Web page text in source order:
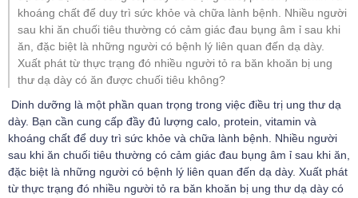
khoáng chất để duy trì sức khỏe và chữa lành bệnh. Nhiều người
sau khi ăn chuối tiêu thường có cảm giác đau bụng âm ỉ sau khi
ăn, đặc biệt là những người có bệnh lý liên quan đến dạ dày.
Xuất phát từ thực trạng đó nhiều người tỏ ra băn khoăn bị ung
thư dạ dày có ăn được chuối tiêu không?
Dinh dưỡng là một phần quan trọng trong việc điều trị ung thư dạ
dày. Bạn cần cung cấp đầy đủ lượng calo, protein, vitamin và
khoáng chất để duy trì sức khỏe và chữa lành bệnh. Nhiều người
sau khi ăn chuối tiêu thường có cảm giác đau bụng âm ỉ sau khi ăn,
đặc biệt là những người có bệnh lý liên quan đến dạ dày. Xuất phát
từ thực trạng đó nhiều người tỏ ra băn khoăn bị ung thư dạ dày có